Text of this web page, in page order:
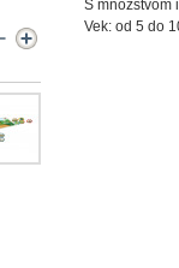
S množstvom
Vek: od 5 do